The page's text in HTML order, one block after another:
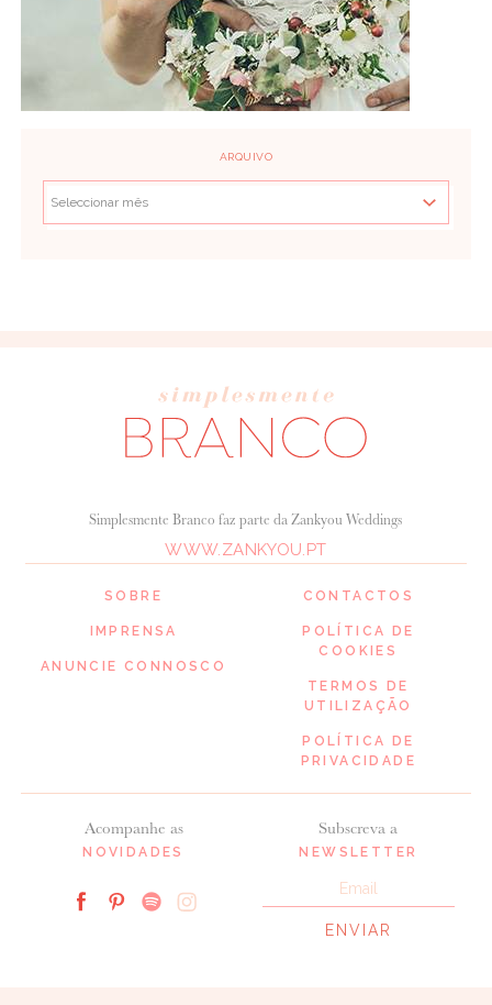
ARQUIVO
SOBRE
IMPRENSA
ANUNCIE CONNOSCO
Acompanhe as
NOVIDADES
Simplesmente Branco faz parte da Zankyou Weddings
WWW.ZANKYOU.PT
Subscreva a
NEWSLETTER
CONTACTOS
POLÍTICA DE
COOKIES
TERMOS DE
UTILIZAÇÃO
POLÍTICA DE
PRIVACIDADE